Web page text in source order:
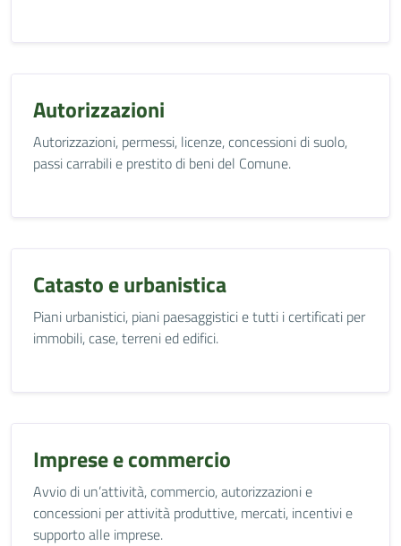
Autorizzazioni
Autorizzazioni, permessi, licenze, concessioni di suolo,
passi carrabili e prestito di beni del Comune.
Catasto e urbanistica
Piani urbanistici, piani paesaggistici e tutti i certificati per
immobili, case, terreni ed edifici.
Imprese e commercio
Avvio di un’attività, commercio, autorizzazioni e
concessioni per attività produttive, mercati, incentivi e
supporto alle imprese.